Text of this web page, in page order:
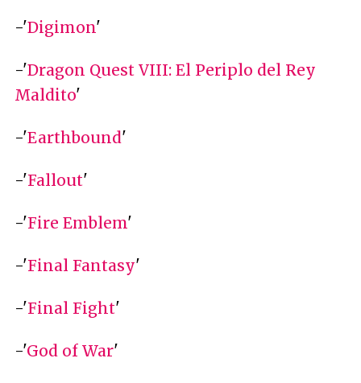
-'Digimon'
-'Dragon Quest VIII: El Periplo del Rey
Maldito'
-'Earthbound'
-'Fallout'
-'Fire Emblem'
-'Final Fantasy'
-'Final Fight'
-'God of War'